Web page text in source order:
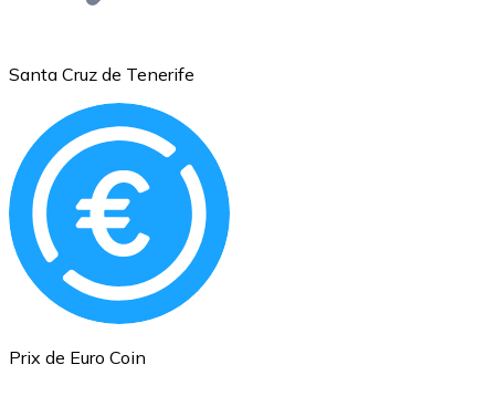
Ethereum
ETH
Santa Cruz de Tenerife
Prix de Euro Coin